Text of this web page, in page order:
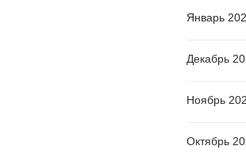
Январь
Декабрь
Ноябрь
Октябрь